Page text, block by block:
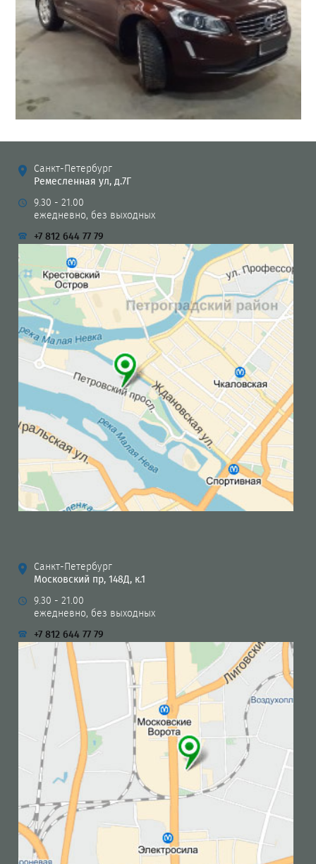
Санкт-Петербург
Ремесленная ул, д.7Г
9.30 - 21.00
ежедневно, без выходных
+7 812 644 77 79
Санкт-Петербург
Московский пр, 148Д, к.1
9.30 - 21.00
ежедневно, без выходных
+7 812 644 77 79